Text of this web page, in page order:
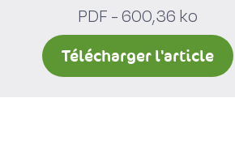
PDF - 600,36 ko
Télécharger l'article